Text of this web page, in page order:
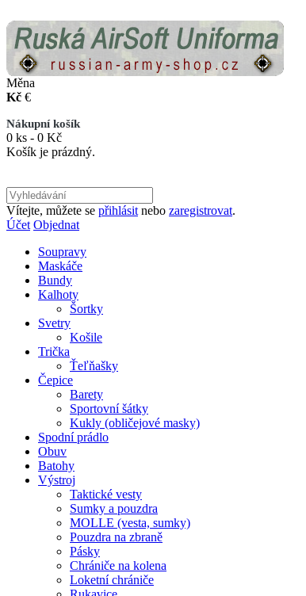
Měna
Kč €
Nákupní košík
0 ks - 0 Kč
Košík je prázdný.
Vítejte, můžete se přihlásit nebo zaregistrovat.
Účet Objednat
Soupravy
Maskáče
Bundy
Kalhoty
Šortky
Svetry
Košile
Trička
Ťeľňašky
Čepice
Barety
Sportovní šátky
Kukly (obličejové masky)
Spodní prádlo
Obuv
Batohy
Výstroj
Taktické vesty
Sumky a pouzdra
MOLLE (vesta, sumky)
Pouzdra na zbraně
Pásky
Chrániče na kolena
Loketní chrániče